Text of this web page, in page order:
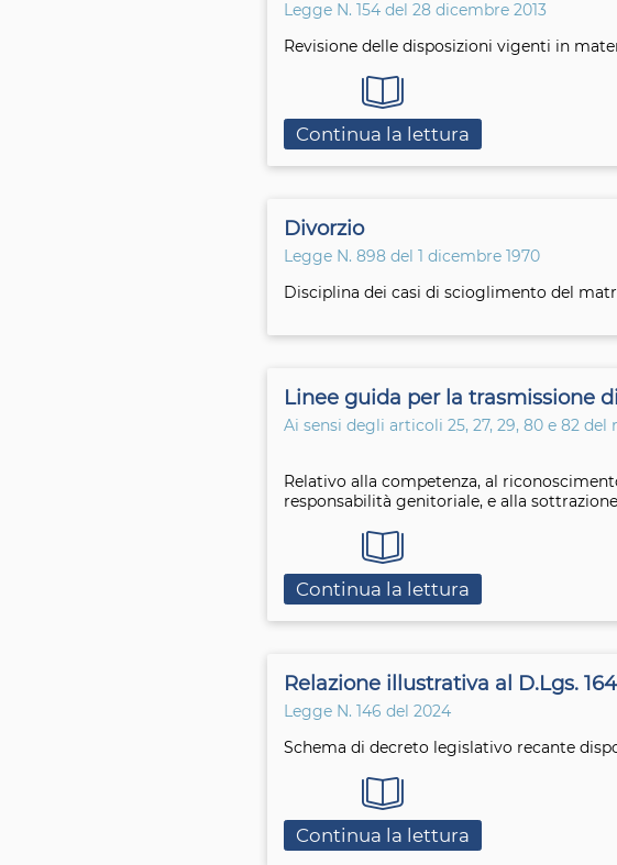
Legge N. 154 del 28 dicembre 2013
Revisione delle disposizioni vigenti in
Continua la lettura
Divorzio
Legge N. 898 del 1 dicembre 1970
Disciplina dei casi di scioglimento del
Linee guida per la trasmissione
Ai sensi degli articoli 25, 27, 29, 80 e 82 del
Relativo alla competenza, al
responsabilità genitoriale, e alla
Continua la lettura
Relazione illustrativa al D.Lgs.
Legge N. 146 del 2024
Schema di decreto legislativo recante
Continua la lettura